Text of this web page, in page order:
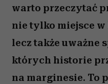
warto przeczytać
nie tylko miejsce
lecz także uważne
których historie
na marginesie. To